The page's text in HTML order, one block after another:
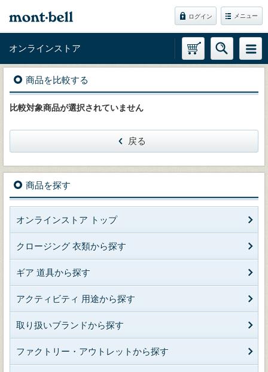
ログイン メニュー
オンラインストア
商品を比較する
比較対象商品が選択されていません
戻る
商品を探す
オンラインストア トップ
クロージング 衣類から探す
ギア 道具から探す
アクティビティ 用途から探す
取り扱いブランドから探す
ファクトリー・アウトレットから探す